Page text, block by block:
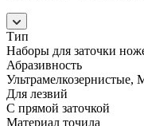
Тип
Наборы для заточки
Абразивность
Ультрамелкозернистые,
Для лезвий
С прямой заточкой
Материал точила